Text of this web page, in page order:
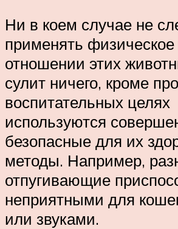
Ни в коем случае не
применять
отношении этих
сулит ничего, кроме
воспитательных целях
используются
безопасные для их
методы. Например,
отпугивающие
неприятными для
или звуками.